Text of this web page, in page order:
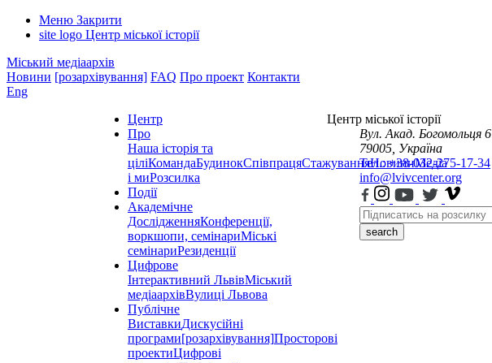
Меню Закрити
site logo Центр міської історії
Міський медіаархів
Новини [розархівування] FAQ Про проект Контакти
Eng
Центр
Про
Наша історія та
ціліКомандаБудинокСпівпрацяСтажуванняНовиниМедіа
і миРозсилка
Події
Академічне
ДослідженняКонференції,
воркшопи, семінариМіські
семінариРезиденції
Цифрове
Інтерактивний ЛьвівМіський
медіаархівВулиці Львова
Публічне
ВиставкиДискусійні
програми[розархівування]Просторові
проектиЦифрові
Центр міської історії
Вул. Акад. Богомольця 6
79005, Україна
Тел.: +38-032-275-17-34
info@lvivcenter.org
search